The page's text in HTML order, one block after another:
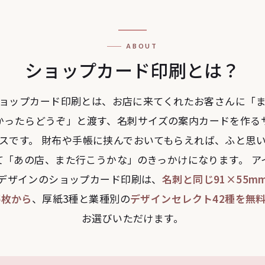
ABOUT
ショップカード印刷とは？
ップカード印刷とは、お店に来てくれたお客さんに「
ったらどうぞ」と渡す、名刺サイズの案内カードを作る
です。 財布や手帳に挟んでおいてもらえれば、ふと思
「あの店、また行こうかな」のきっかけになります。 ア
ザインのショップカード印刷は、 名刺と同じ
から、厚紙3種と業種別のデザインセレクト42種を無料
お選びいただけます。